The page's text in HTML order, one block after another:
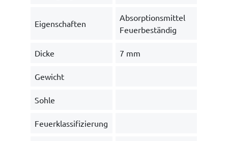
Eigenschaften
Absorptionsmittel
Feuerbeständig
Dicke 7 mm
Gewicht
Sohle
Feuerklassifizierung